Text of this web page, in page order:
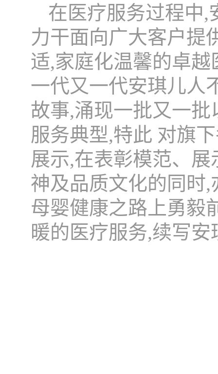
在医疗服务过程中,
力干面向广大客户提
适,家庭化温馨的卓
一代又一代安琪儿人
故事,涌现一批又一
服务典型,特此 对旗
展示,在表彰模范、
神及品质文化的同时
母婴健康之路上勇毅
暖的医疗服务,续写